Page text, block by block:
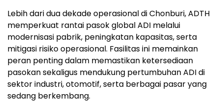
Lebih dari dua dekade operasional di Chonburi, ADTH
memperkuat rantai pasok global ADI melalui
modernisasi pabrik, peningkatan kapasitas, serta
mitigasi risiko operasional. Fasilitas ini memainkan
peran penting dalam memastikan ketersediaan
pasokan sekaligus mendukung pertumbuhan ADI di
sektor industri, otomotif, serta berbagai pasar yang
sedang berkembang.